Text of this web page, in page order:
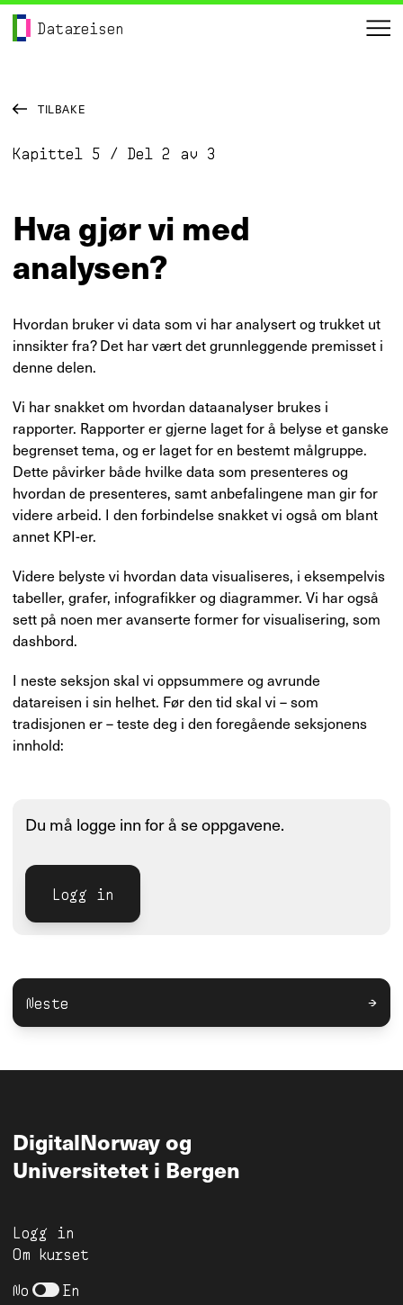
Hopp til hovedinnhold
Gå til forsiden
Datareisen
TILBAKE
Kapittel 5 / Del 2 av 3
Hva gjør vi med
analysen?
Hvordan bruker vi data som vi har analysert og trukket ut
innsikter fra? Det har vært det grunnleggende premisset i
denne delen.
Vi har snakket om hvordan dataanalyser brukes i
rapporter. Rapporter er gjerne laget for å belyse et ganske
begrenset tema, og er laget for en bestemt målgruppe.
Dette påvirker både hvilke data som presenteres og
hvordan de presenteres, samt anbefalingene man gir for
videre arbeid. I den forbindelse snakket vi også om blant
annet KPI-er.
Videre belyste vi hvordan data visualiseres, i eksempelvis
tabeller, grafer, infografikker og diagrammer. Vi har også
sett på noen mer avanserte former for visualisering, som
dashbord.
I neste seksjon skal vi oppsummere og avrunde
datareisen i sin helhet. Før den tid skal vi – som
tradisjonen er – teste deg i den foregående seksjonens
innhold:
Du må logge inn for å se oppgavene.
Logg in
Neste →
DigitalNorwayog
Universitetet i Bergen
Logg in
Om kurset
No En